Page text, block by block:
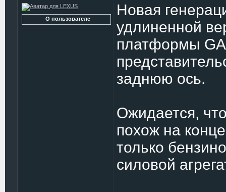
О пользователе
Новая
удлиненной
платформы
заднюю ось.
Ожидается,
похож на
только
силовой